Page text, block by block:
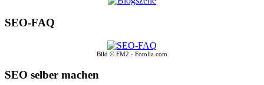
SEO-FAQ
Bild © FM2 - Fotolia.com
SEO selber machen